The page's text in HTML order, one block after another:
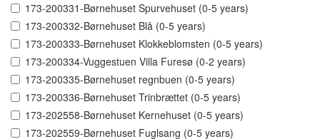
173-200331-Børnehuset Spurvehuset (0-5 years)
173-200332-Børnehuset Blå (0-5 years)
173-200333-Børnehuset Klokkeblomsten (0-5 years)
173-200334-Vuggestuen Villa Furesø (0-2 years)
173-200335-Børnehuset regnbuen (0-5 years)
173-200336-Børnehuset Trinbrættet (0-5 years)
173-202558-Børnehuset Kernehuset (0-5 years)
173-202559-Børnehuset Fuglsang (0-5 years)